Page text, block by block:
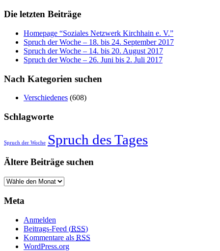
Die letzten Beiträge
Homepage “Soziales Netzwerk Kirchhain e. V.”
Spruch der Woche – 18. bis 24. September 2017
Spruch der Woche – 14. bis 20. August 2017
Spruch der Woche – 26. Juni bis 2. Juli 2017
Nach Kategorien suchen
Verschiedenes (608)
Schlagworte
Spruch der Woche Spruch des Tages
Ältere Beiträge suchen
Meta
Anmelden
Beitrags-Feed (RSS)
Kommentare als RSS
WordPress.org